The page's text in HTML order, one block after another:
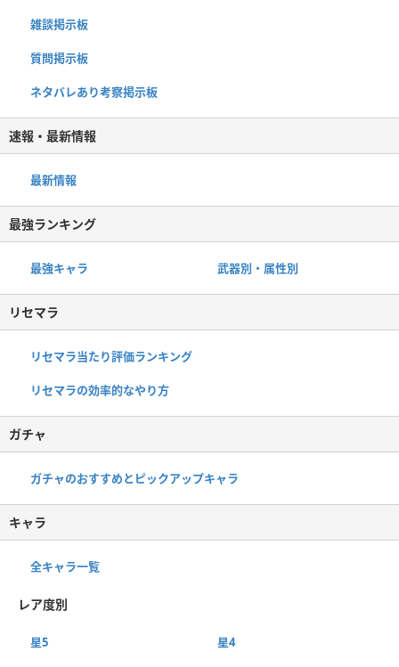
雑談掲示板
質問掲示板
ネタバレあり考察掲示板
速報・最新情報
最新情報
最強ランキング
最強キャラ 武器別・属性別
リセマラ
リセマラ当たり評価ランキング
リセマラの効率的なやり方
ガチャ
ガチャのおすすめとピックアップキャラ
キャラ
全キャラ一覧
レア度別
星5 星4